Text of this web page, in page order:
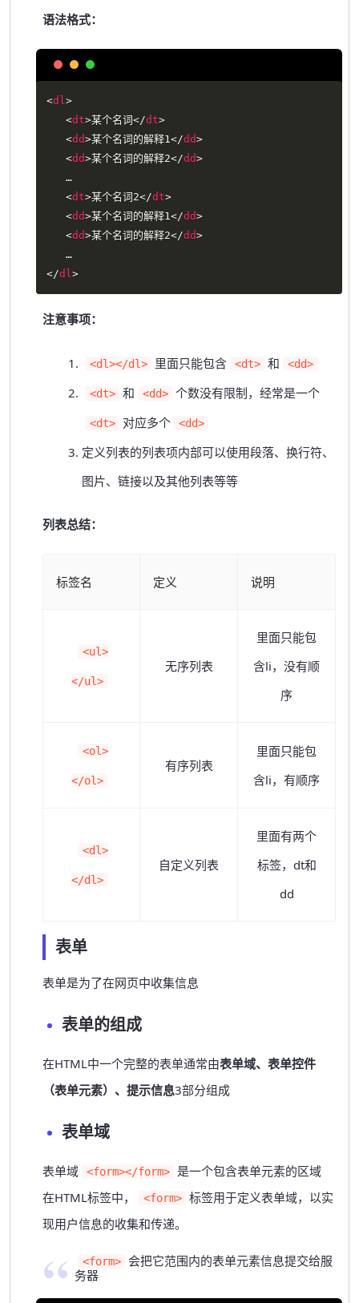
语法格式：
<dl>
<dt>某个名词</dt>
<dd>某个名词的解释1</dd>
<dd>某个名词的解释2</dd>
   …
<dt>某个名词2</dt>
<dd>某个名词的解释1</dd>
<dd>某个名词的解释2</dd>
</dl>
注意事项：
<dl></dl> 里面只能包含 <dt> 和 <dd>
<dt> 和 <dd> 个数没有限制，经常是一个
<dt> 对应多个 <dd>
定义列表的列表项内部可以使用段落、换行符、
图片、链接以及其他列表等等
列表总结：
标签名 定义 说明
<ul>
</ul>
无序列表
里面只能包
含li，没有顺
序
<ol>
</ol>
有序列表
里面只能包
含li，有顺序
<dl>
</dl>
自定义列表
里面有两个
标签，dt和
dd
表单
表单是为了在网页中收集信息
表单的组成
在HTML中一个完整的表单通常由表单域、表单控件
（表单元素）、提示信息3部分组成
表单域
表单域 <form></form> 是一个包含表单元素的区域
在HTML标签中，
<form> 标签用于定义表单域，以实
现用户信息的收集和传递。
<form> 会把它范围内的表单元素信息提交给服
务器